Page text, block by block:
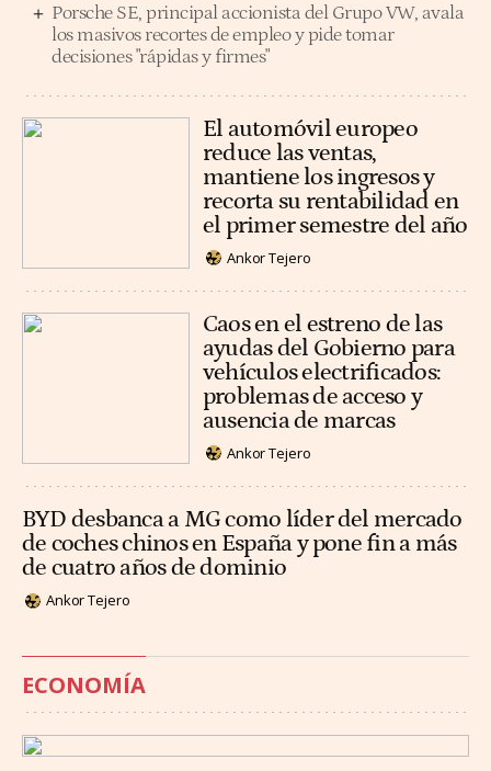
Porsche SE, principal accionista del Grupo VW, avala
los masivos recortes de empleo y pide tomar
decisiones "rápidas y firmes"
El automóvil europeo
reduce las ventas,
mantiene los ingresos y
recorta su rentabilidad en
el primer semestre del año
Ankor Tejero
Caos en el estreno de las
ayudas del Gobierno para
vehículos electrificados:
problemas de acceso y
ausencia de marcas
Ankor Tejero
BYD desbanca a MG como líder del mercado
de coches chinos en España y pone fin a más
de cuatro años de dominio
Ankor Tejero
ECONOMÍA